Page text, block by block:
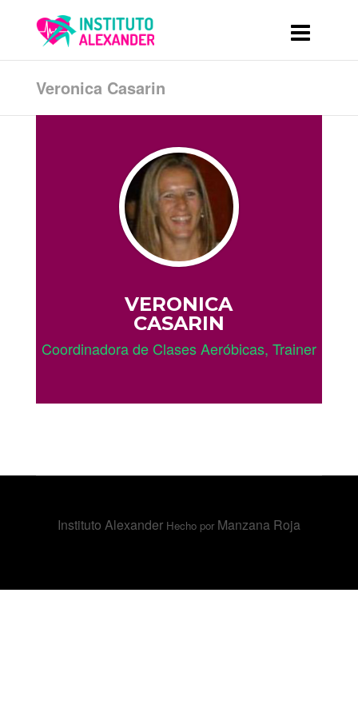
Veronica Casarin
VERONICA
CASARIN
Coordinadora de Clases Aeróbicas, Trainer
Instituto Alexander Hecho por Manzana Roja